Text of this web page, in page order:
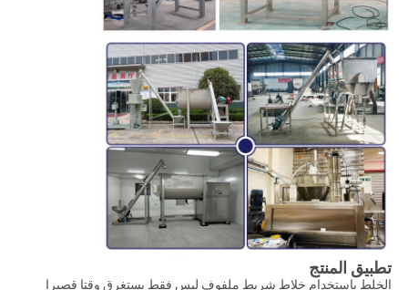
تطبيق المنتج
الخلط باستخدام خلاط شريط ملفوف ليس فقط يستغرق وقتا قصيرا